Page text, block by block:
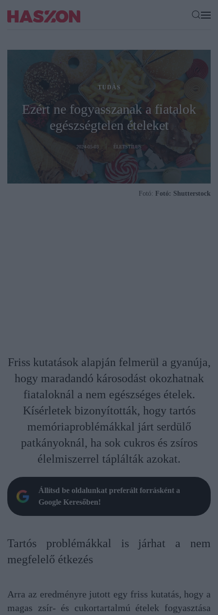
TUDÁS
Ezért ne fogyasszanak a fiatalok
egészségtelen ételeket
2024-05-03 ÉLETSTÍLUS
Fotó: Fotó: Shutterstock
Friss kutatások alapján felmerül a gyanúja,
hogy maradandó károsodást okozhatnak
fiataloknál a nem egészséges ételek.
Kísérletek bizonyították, hogy tartós
memóriaproblémákkal járt serdülő
patkányoknál, ha sok cukros és zsíros
élelmiszerrel táplálták azokat.
Állítsd be oldalunkat preferált forrásként a
Google Keresőben!
Tartós problémákkal is járhat a nem
megfelelő étkezés
Arra az eredményre jutott egy friss kutatás, hogy a
magas zsír- és cukortartalmú ételek fogyasztása